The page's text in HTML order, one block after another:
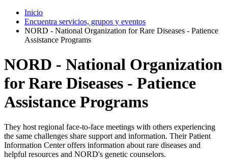
Inicio
Encuentra servicios, grupos y eventos
NORD - National Organization for Rare Diseases - Patience
Assistance Programs
NORD - National Organization
for Rare Diseases - Patience
Assistance Programs
They host regional face-to-face meetings with others experiencing
the same challenges share support and information. Their Patient
Information Center offers information about rare diseases and
helpful resources and NORD's genetic counselors.